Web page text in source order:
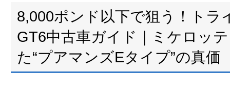
8,000ポンド以下で狙う！トラ
GT6中古車ガイド｜ミケロッ
た“プアマンズEタイプ”の真価